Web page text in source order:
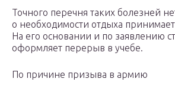
Точного перечня таких болезней
о необходимости отдыха
На его основании и по заявлению
оформляет перерыв в учебе.
По причине призыва в армию